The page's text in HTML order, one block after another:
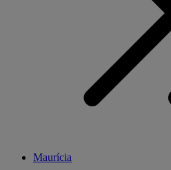
Maurícia